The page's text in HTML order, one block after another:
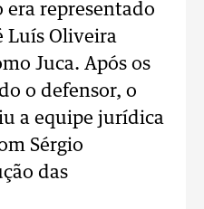
era representado
Luís Oliveira
Juca. Após os
o defensor, o
a equipe jurídica
Sérgio
das